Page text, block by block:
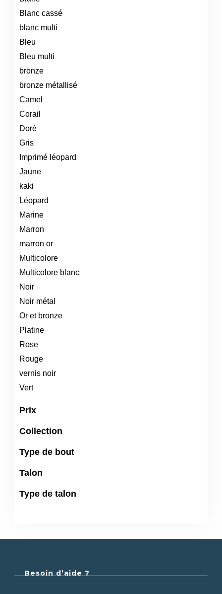
Blanc cassé
blanc multi
Bleu
Bleu multi
bronze
bronze métallisé
Camel
Corail
Doré
Gris
Imprimé léopard
Jaune
kaki
Léopard
Marine
Marron
marron or
Multicolore
Multicolore blanc
Noir
Noir métal
Or et bronze
Platine
Rose
Rouge
vernis noir
Vert
Prix
Collection
Type de bout
Talon
Type de talon
Besoin d’aide ?